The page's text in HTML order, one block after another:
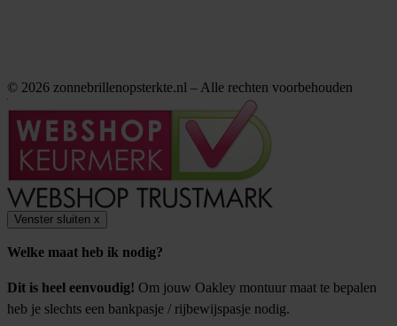
© 2026 zonnebrillenopsterkte.nl – Alle rechten voorbehouden
Venster sluiten x
Welke maat heb ik nodig?
Dit is heel eenvoudig! Om jouw Oakley montuur maat te bepalen
heb je slechts een bankpasje / rijbewijspasje nodig.